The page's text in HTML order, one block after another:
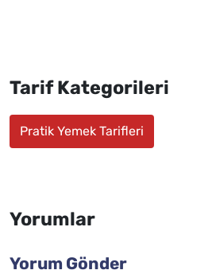
Tarif Kategorileri
Pratik Yemek Tarifleri
Yorumlar
Yorum Gönder